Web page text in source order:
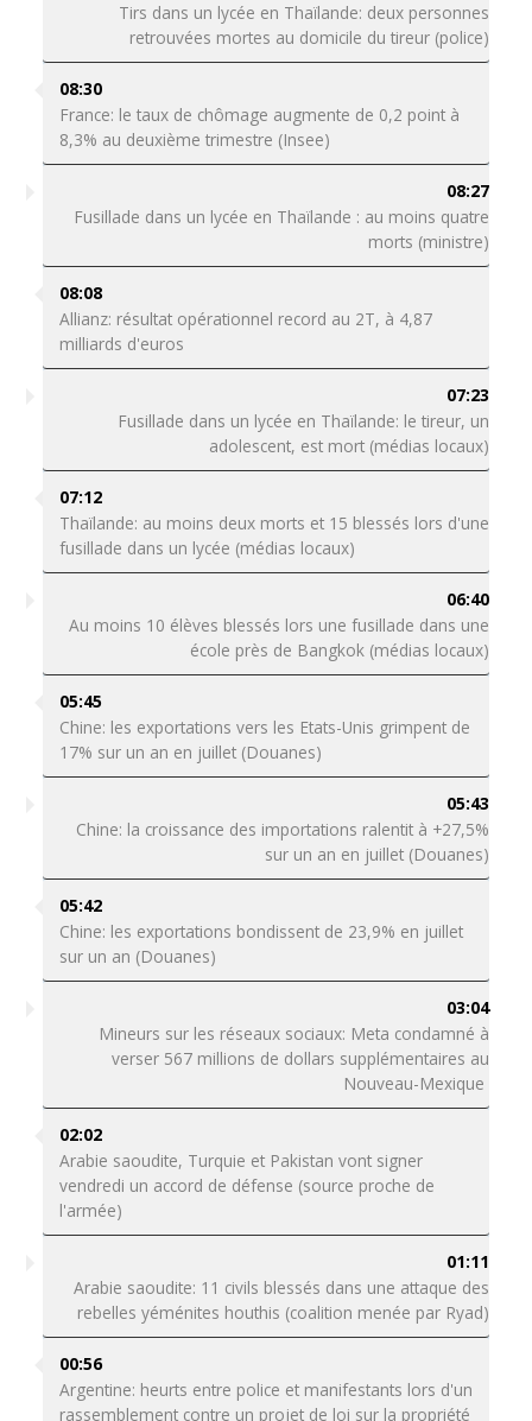
Tirs dans un lycée en Thaïlande: deux personnes
retrouvées mortes au domicile du tireur (police)
08:30
France: le taux de chômage augmente de 0,2 point à
8,3% au deuxième trimestre (Insee)
08:27
Fusillade dans un lycée en Thaïlande : au moins quatre
morts (ministre)
08:08
Allianz: résultat opérationnel record au 2T, à 4,87
milliards d'euros
07:23
Fusillade dans un lycée en Thaïlande: le tireur, un
adolescent, est mort (médias locaux)
07:12
Thaïlande: au moins deux morts et 15 blessés lors d'une
fusillade dans un lycée (médias locaux)
06:40
Au moins 10 élèves blessés lors une fusillade dans une
école près de Bangkok (médias locaux)
05:45
Chine: les exportations vers les Etats-Unis grimpent de
17% sur un an en juillet (Douanes)
05:43
Chine: la croissance des importations ralentit à +27,5%
sur un an en juillet (Douanes)
05:42
Chine: les exportations bondissent de 23,9% en juillet
sur un an (Douanes)
03:04
Mineurs sur les réseaux sociaux: Meta condamné à
verser 567 millions de dollars supplémentaires au
Nouveau-Mexique
02:02
Arabie saoudite, Turquie et Pakistan vont signer
vendredi un accord de défense (source proche de
l'armée)
01:11
Arabie saoudite: 11 civils blessés dans une attaque des
rebelles yéménites houthis (coalition menée par Ryad)
00:56
Argentine: heurts entre police et manifestants lors d'un
rassemblement contre un projet de loi sur la propriété